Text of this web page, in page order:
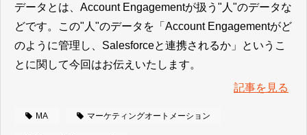
データとは、Account Engagementが扱う"人"のデータな
どです。この"人"のデータを「Account Engagementがど
のように管理し、Salesforceと連携されるか」というこ
とに関して今回はお伝えいたします。
記事を見る
MA マーケティングオートメーション